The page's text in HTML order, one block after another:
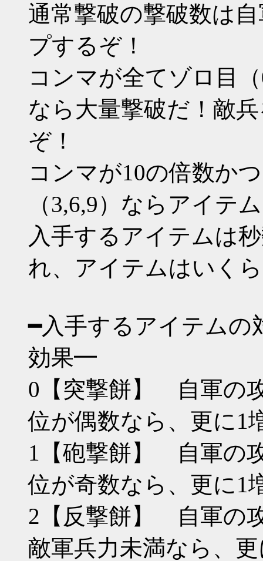
通常撃破の撃破数は
プするぞ！
コンマが全てゾロ目（
なら大量撃破だ！敵
ぞ！
コンマが10の倍数か
（3,6,9）ならアイテ
入手するアイテムは
れ、アイテムはいく
━入手するアイテムの
効果━
0【突撃餅】 自軍の
位が偶数なら、更に1
1【砲撃餅】 自軍の
位が奇数なら、更に1
2【反撃餅】 自軍の
敵軍兵力未満なら、